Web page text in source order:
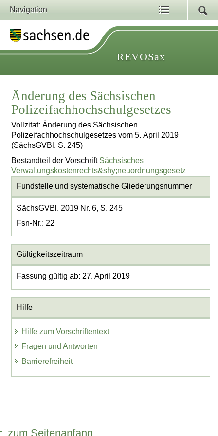
Navigation
REVOSax
Änderung des Sächsischen
Polizeifachhochschulgesetzes
Vollzitat: Änderung des Sächsischen
Polizeifachhochschulgesetzes vom 5. April 2019
(SächsGVBl. S. 245)
Bestandteil der Vorschrift Sächsisches
Verwaltungskostenrechts&shy;neuordnungsgesetz
Fundstelle und systematische Gliederungsnummer
SächsGVBl. 2019 Nr. 6, S. 245
Fsn-Nr.: 22
Gültigkeitszeitraum
Fassung gültig ab: 27. April 2019
Hilfe
Hilfe zum Vorschriftentext
Fragen und Antworten
Barrierefreiheit
zum Seitenanfang